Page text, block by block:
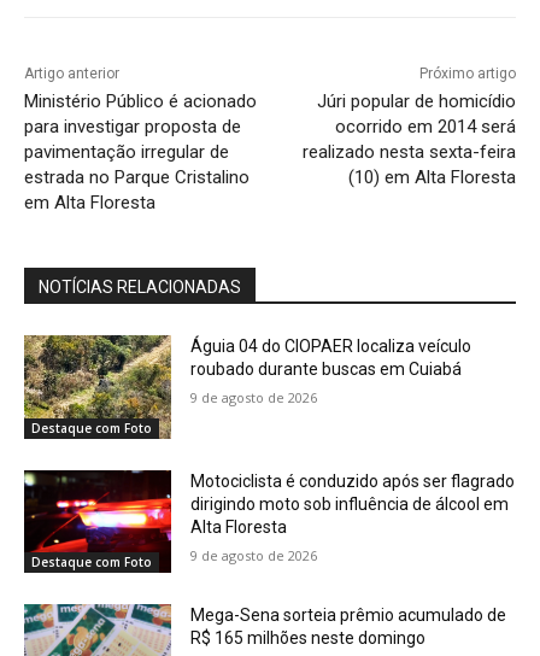
Artigo anterior
Ministério Público é acionado
para investigar proposta de
pavimentação irregular de
estrada no Parque Cristalino
em Alta Floresta
Próximo artigo
Júri popular de homicídio
ocorrido em 2014 será
realizado nesta sexta-feira
(10) em Alta Floresta
NOTÍCIAS RELACIONADAS
Destaque com Foto
Águia 04 do CIOPAER localiza veículo
roubado durante buscas em Cuiabá
9 de agosto de 2026
Destaque com Foto
Motociclista é conduzido após ser flagrado
dirigindo moto sob influência de álcool em
Alta Floresta
9 de agosto de 2026
Mega-Sena sorteia prêmio acumulado de
R$ 165 milhões neste domingo